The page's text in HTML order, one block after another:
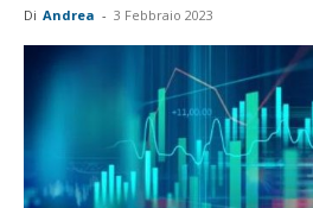
Di Andrea - 3 Febbraio 2023